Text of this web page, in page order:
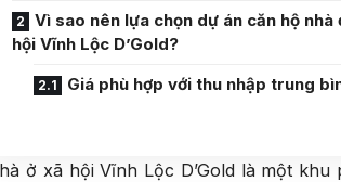
Vì sao nên lựa chọn dự án căn hộ nhà
hội Vĩnh Lộc D’Gold?
Giá phù hợp với thu nhập trung
ở xã hội Vĩnh Lộc D’Gold là một